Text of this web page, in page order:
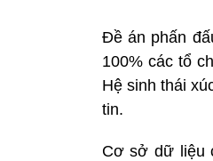
Đề án phấn
100% các tổ
Hệ sinh thái
tin.
Cơ sở dữ liệu